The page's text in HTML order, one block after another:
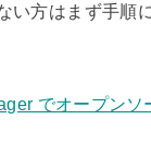
い方はまず手順
でオープン